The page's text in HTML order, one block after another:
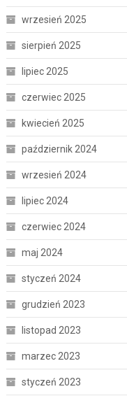
wrzesień 2025
sierpień 2025
lipiec 2025
czerwiec 2025
kwiecień 2025
październik 2024
wrzesień 2024
lipiec 2024
czerwiec 2024
maj 2024
styczeń 2024
grudzień 2023
listopad 2023
marzec 2023
styczeń 2023